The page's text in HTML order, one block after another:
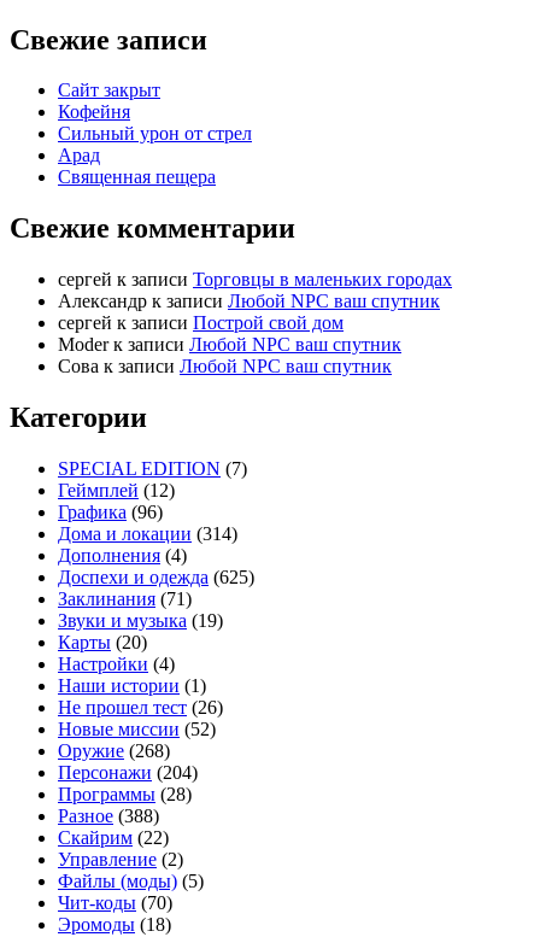
Свежие записи
Сайт закрыт
Кофейня
Cильный урон от стрел
Арад
Священная пещера
Свежие комментарии
cергей к записи Торговцы в маленьких городах
Александр к записи Любой NPC ваш спутник
cергей к записи Построй свой дом
Moderк записи Любой NPC ваш спутник
Сова к записи Любой NPC ваш спутник
Категории
SPECIAL EDITION (7)
Геймплей (12)
Графика (96)
Дома и локации (314)
Дополнения (4)
Доспехи и одежда (625)
Заклинания (71)
Звуки и музыка (19)
Карты (20)
Настройки (4)
Наши истории (1)
Не прошел тест (26)
Новые миссии (52)
Оружие (268)
Персонажи (204)
Программы (28)
Разное (388)
Скайрим (22)
Управление (2)
Файлы (моды) (5)
Чит-коды (70)
Эромоды (18)